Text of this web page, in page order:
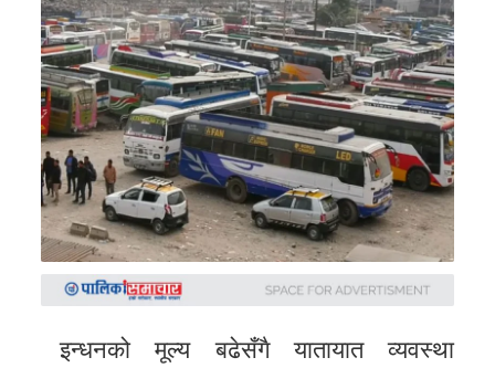
फोटो
समाचार
भिडियो
समाचार
अन्य
समाचार
Preeti
to
unicode
इन्धनको मूल्य बढेसँगै यातायात व्यवस्था